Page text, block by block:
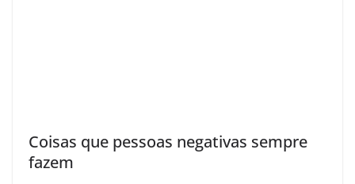
Coisas que pessoas negativas sempre
fazem